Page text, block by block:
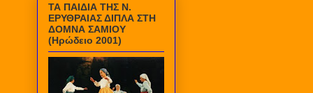
ΤΑ ΠΑΙΔΙΑ ΤΗΣ Ν.
ΕΡΥΘΡΑΙΑΣ ΔΙΠΛΑ ΣΤΗ
ΔΟΜΝΑ ΣΑΜΙΟΥ
(Ηρώδειο 2001)